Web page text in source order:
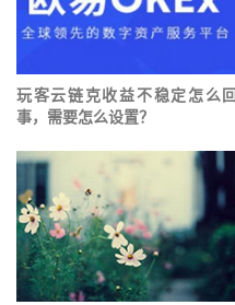
玩客云链克收益不稳定怎么回
事，需要怎么设置？